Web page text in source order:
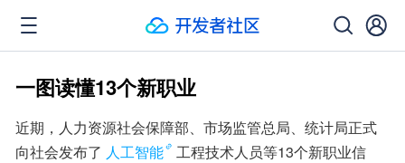
一图读懂13个新职业
近期，人力资源社会保障部、市场监管总局、统计局正式
向社会发布了 人工智能
工程技术人员等13个新职业信